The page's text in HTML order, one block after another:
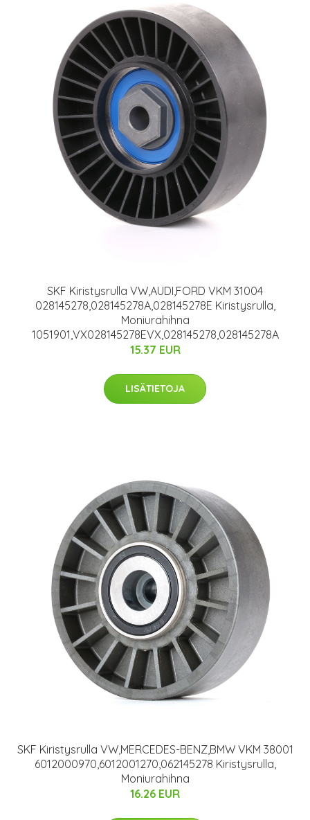
SKF Kiristysrulla VW,AUDI,FORD VKM 31004
028145278,028145278A,028145278E Kiristysrulla,
Moniurahihna
1051901,VX028145278EVX,028145278,028145278A
15.37 EUR
LISÄTIETOJA
SKF Kiristysrulla VW,MERCEDES-BENZ,BMW VKM 38001
6012000970,6012001270,062145278 Kiristysrulla,
Moniurahihna
16.26 EUR